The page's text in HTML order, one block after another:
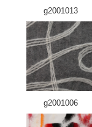
g2001013
g2001006